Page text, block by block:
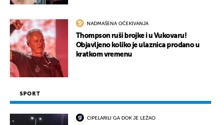
NADMAŠENA OČEKIVANJA
Thompson ruši brojke i u Vukovaru!
Objavljeno koliko je ulaznica prodano u
kratkom vremenu
SPORT
CIPELARILI GA DOK JE LEŽAO